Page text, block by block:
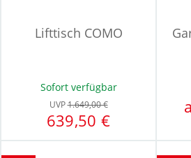
Lifttisch COMO
Sofort verfügbar
UVP1.649,00 €
639,50 €